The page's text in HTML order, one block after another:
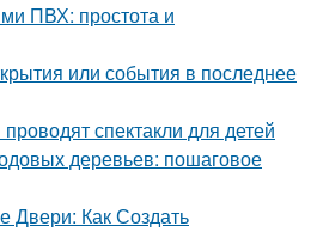
ПВХ: простота и
или события в последнее
спектакли для детей
деревьев: пошаговое
Как Создать